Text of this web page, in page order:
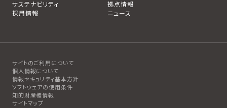
サステナビリティ
拠点情報
採用情報
ニュース
サイトのご利用について
個人情報について
情報セキュリティ基本方針
ソフトウェアの使用条件
知的財産権情報
サイトマップ